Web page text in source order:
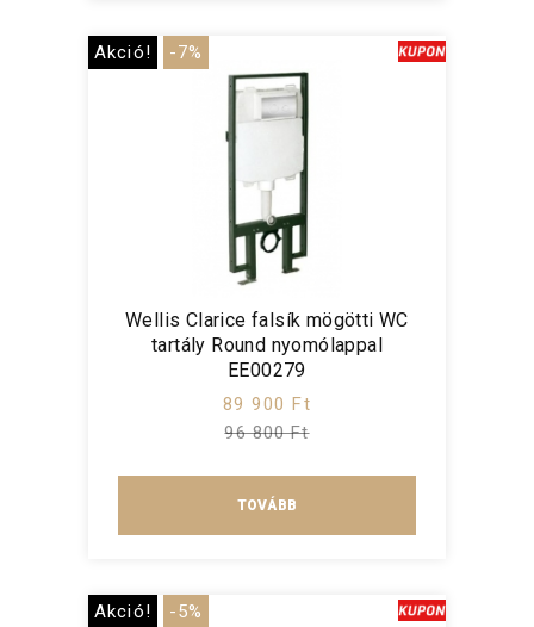
Akció! -7%
Wellis Clarice falsík mögötti WC
tartály Round nyomólappal
EE00279
89 900 Ft
96 800 Ft
TOVÁBB
Akció! -5%